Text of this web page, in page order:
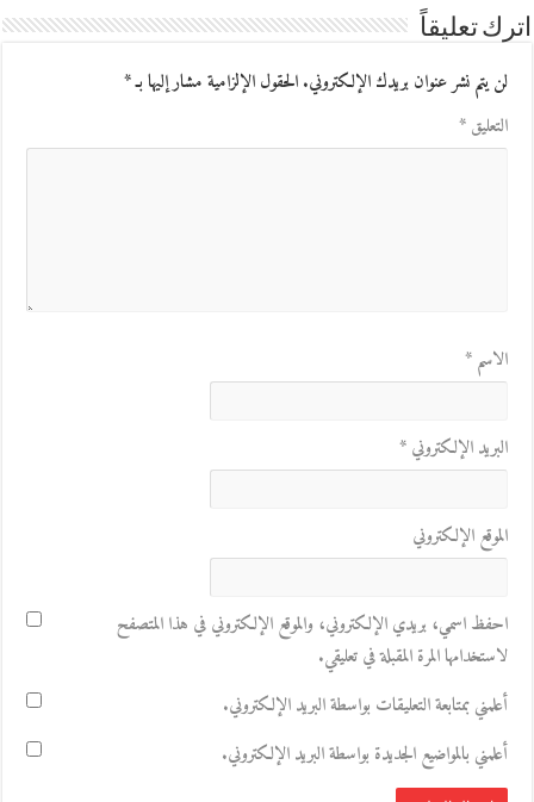
اترك تعليقاً
لن يتم نشر عنوان بريدك الإلكتروني.الحقول الإلزامية مشار إليها بـ*
التعليق*
الاسم*
البريد الإلكتروني*
الموقع الإلكتروني
احفظ اسمي، بريدي الإلكتروني، والموقع الإلكتروني في هذا المتصفح
لاستخدامها المرة المقبلة في تعليقي.
أعلمني بمتابعة التعليقات بواسطة البريد الإلكتروني.
أعلمني بالمواضيع الجديدة بواسطة البريد الإلكتروني.